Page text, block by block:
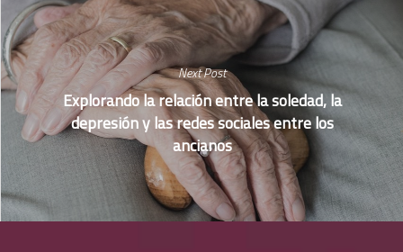
Next Post
Explorando la relación entre la soledad, la
depresión y las redes sociales entre los
ancianos